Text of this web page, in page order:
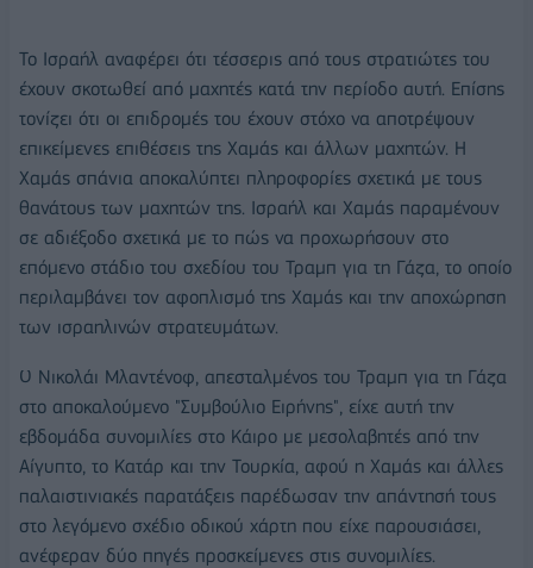
Το Ισραήλ αναφέρει ότι τέσσερις από τους στρατιώτες του
έχουν σκοτωθεί από μαχητές κατά την περίοδο αυτή. Επίσης
τονίζει ότι οι επιδρομές του έχουν στόχο να αποτρέψουν
επικείμενες επιθέσεις της Χαμάς και άλλων μαχητών. Η
Χαμάς σπάνια αποκαλύπτει πληροφορίες σχετικά με τους
θανάτους των μαχητών της. Ισραήλ και Χαμάς παραμένουν
σε αδιέξοδο σχετικά με το πώς να προχωρήσουν στο
επόμενο στάδιο του σχεδίου του Τραμπ για τη Γάζα, το οποίο
περιλαμβάνει τον αφοπλισμό της Χαμάς και την αποχώρηση
των ισραηλινών στρατευμάτων.
Ο Νικολάι Μλαντένοφ, απεσταλμένος του Τραμπ για τη Γάζα
στο αποκαλούμενο "Συμβούλιο Ειρήνης", είχε αυτή την
εβδομάδα συνομιλίες στο Κάιρο με μεσολαβητές από την
Αίγυπτο, το Κατάρ και την Τουρκία, αφού η Χαμάς και άλλες
παλαιστινιακές παρατάξεις παρέδωσαν την απάντησή τους
στο λεγόμενο σχέδιο οδικού χάρτη που είχε παρουσιάσει,
ανέφεραν δύο πηγές προσκείμενες στις συνομιλίες.